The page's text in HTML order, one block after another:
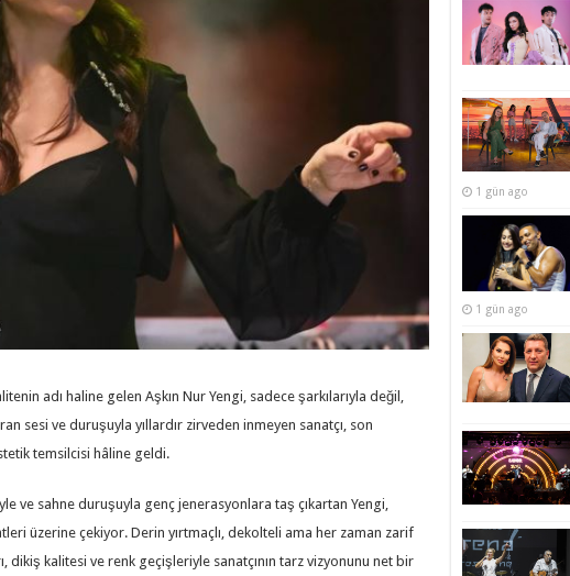
adı haline gelen Aşkın Nur Yengi, sadece şarkılarıyla değil,
sesi ve duruşuyla yıllardır zirveden inmeyen sanatçı, son
temsilcisi hâline geldi.
ve sahne duruşuyla genç jenerasyonlara taş çıkartan Yengi,
üzerine çekiyor. Derin yırtmaçlı, dekolteli ama her zaman zarif
dikiş kalitesi ve renk geçişleriyle sanatçının tarz vizyonunu net bir
1 gün ago
1 gün ago